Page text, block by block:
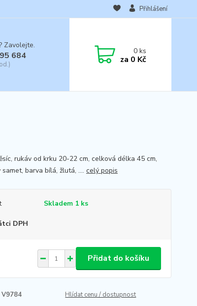
Přihlášení
Zavolejte.
684 0ks
za 0 Kč
rukáv od krku 20-22 cm, celková délka 45 cm,
barva bílá, žlutá, .... celý popis
Skladem 1 ks
DPH
Přidat do košíku
V9784 Hlídat cenu / dostupnost